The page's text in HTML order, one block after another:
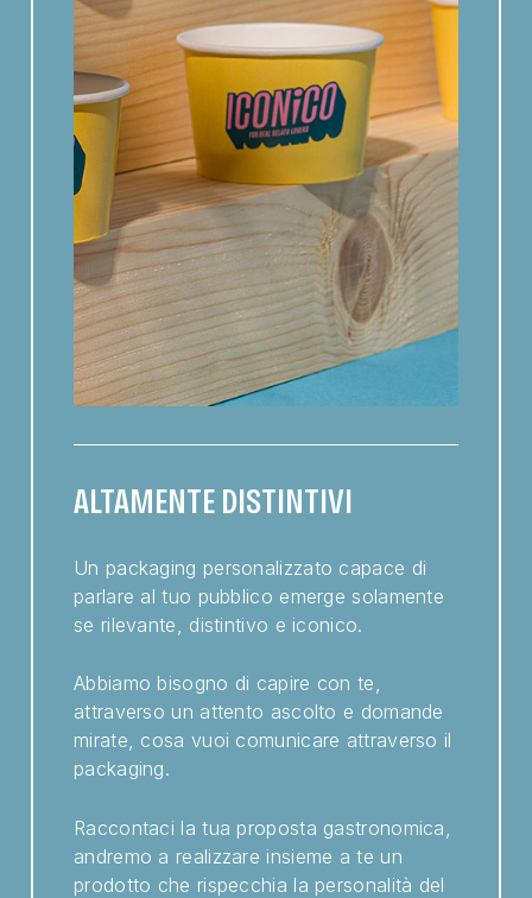
ALTAMENTE DISTINTIVI
Un packaging personalizzato capace di
parlare al tuo pubblico emerge solamente
se rilevante, distintivo e iconico.
Abbiamo bisogno di capire con te,
attraverso un attento ascolto e domande
mirate, cosa vuoi comunicare attraverso il
packaging.
Raccontaci la tua proposta gastronomica,
andremo a realizzare insieme a te un
prodotto che rispecchia la personalità del